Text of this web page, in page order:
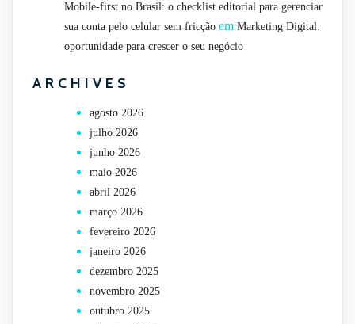
Mobile-first no Brasil: o checklist editorial para gerenciar
sua conta pelo celular sem fricção em Marketing Digital:
oportunidade para crescer o seu negócio
ARCHIVES
agosto 2026
julho 2026
junho 2026
maio 2026
abril 2026
março 2026
fevereiro 2026
janeiro 2026
dezembro 2025
novembro 2025
outubro 2025